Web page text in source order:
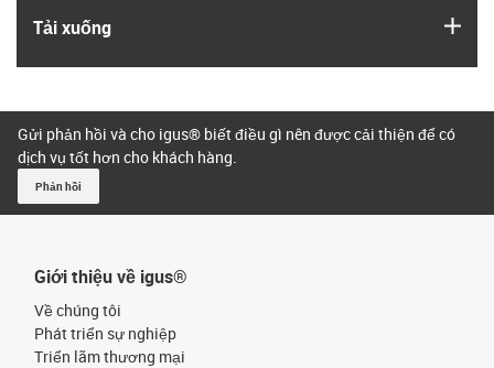
Tải xuống
Gửi phản hồi và cho igus® biết điều gì nên được cải thiện để có
dịch vụ tốt hơn cho khách hàng.
Phản hồi
Giới thiệu về igus®
Về chúng tôi
Phát triển sự nghiệp
Triển lãm thương mại